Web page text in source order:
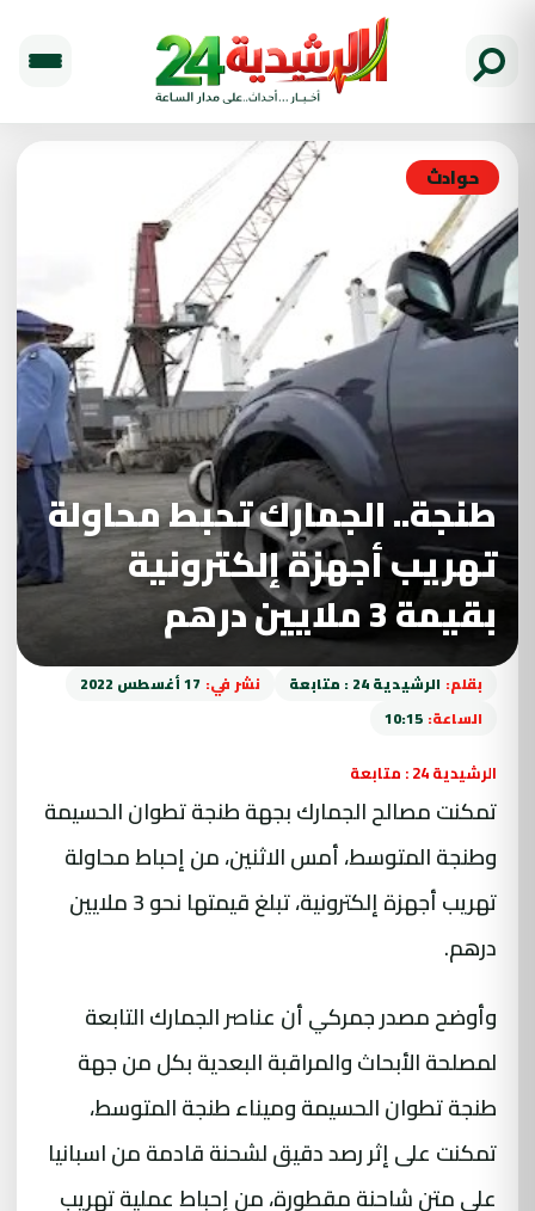
حوادث
طنجة.. الجمارك تحبط محاولة
تهريب أجهزة إلكترونية
بقيمة 3 ملايين درهم
بقلم: الرشيدية 24 : متابعة نشر في: 17 أغسطس 2022
الساعة: 10:15
الرشيدية 24 : متابعة
تمكنت مصالح الجمارك بجهة طنجة تطوان الحسيمة
وطنجة المتوسط، أمس الاثنين، من إحباط محاولة
تهريب أجهزة إلكترونية، تبلغ قيمتها نحو 3 ملايين
درهم.
وأوضح مصدر جمركي أن عناصر الجمارك التابعة
لمصلحة الأبحاث والمراقبة البعدية بكل من جهة
طنجة تطوان الحسيمة وميناء طنجة المتوسط،
تمكنت على إثر رصد دقيق لشحنة قادمة من اسبانيا
على متن شاحنة مقطورة، من إحباط عملية تهريب